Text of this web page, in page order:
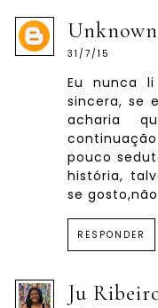
Unknown
31/7/15
Eu nunca
sincera, se
acharia
pouco
história,
se
RESPONDER
Ju